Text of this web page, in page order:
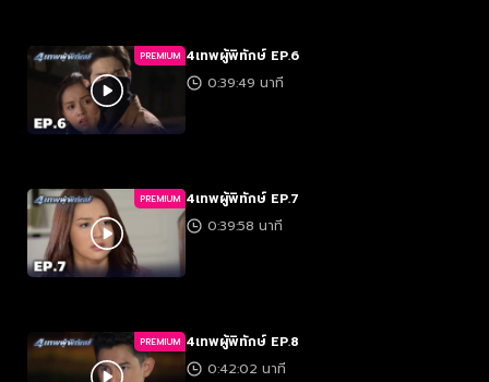
PREMIUM 4เทพผู้พิทักษ์ EP.6
0:39:49 นาที
PREMIUM 4เทพผู้พิทักษ์ EP.7
0:39:58 นาที
PREMIUM 4เทพผู้พิทักษ์ EP.8
0:42:02 นาที